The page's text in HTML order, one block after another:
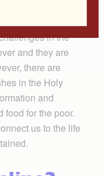
in the
and they are
there are
in the Holy
and
food for the poor.
us to the life